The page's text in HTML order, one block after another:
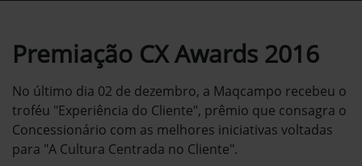
Premiação CX Awards 2016
No último dia 02 de dezembro, a Maqcampo recebeu o
troféu "Experiência do Cliente", prêmio que consagra o
Concessionário com as melhores iniciativas voltadas
para "A Cultura Centrada no Cliente".